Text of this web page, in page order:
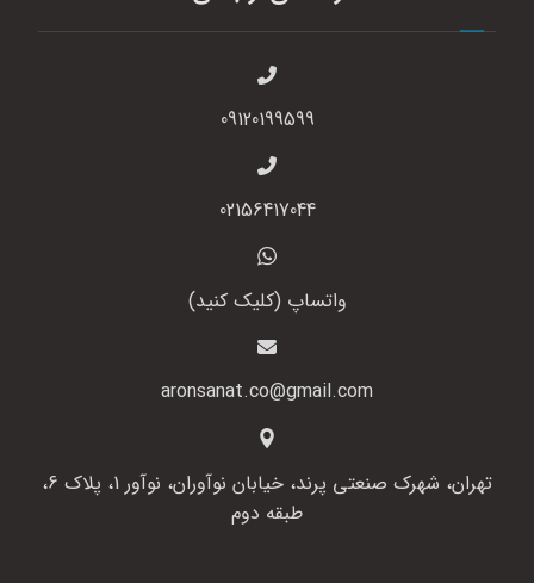
09120199599
02156417044
واتساپ (کلیک کنید)
aronsanat.co@gmail.com
تهران، شهرک صنعتی پرند، خیابان نوآوران، نوآور 1، پلاک 6،
طبقه دوم